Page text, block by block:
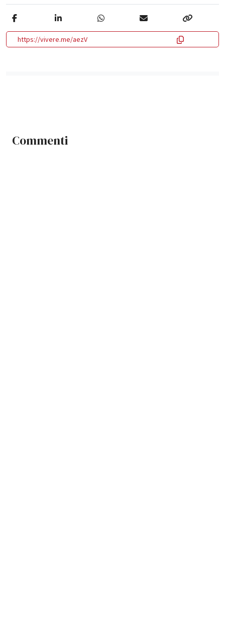
https://vivere.me/aezV
Commenti